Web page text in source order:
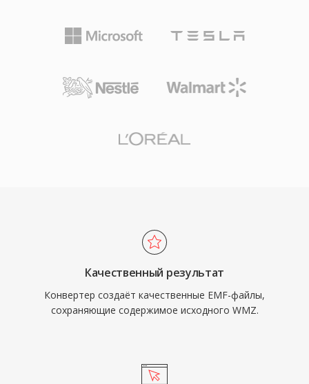
Качественный результат
Конвертер создаёт качественные EMF-файлы,
сохраняющие содержимое исходного WMZ.